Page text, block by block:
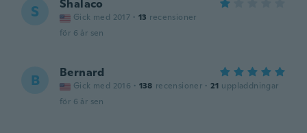
S Shalaco
Gick med 2017 · 13 recensioner
för 6 år sen
B Bernard
Gick med 2016 · 138 recensioner · 21 uppladdningar
för 6 år sen